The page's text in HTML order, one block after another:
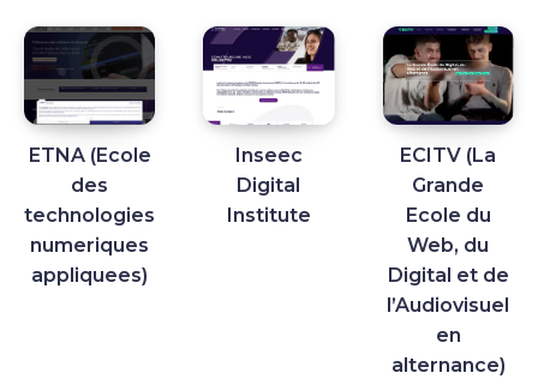
ETNA (Ecole
des
technologies
numeriques
appliquees)
Inseec
Digital
Institute
ECITV (La
Grande
Ecole du
Web, du
Digital et de
l’Audiovisuel
en
alternance)